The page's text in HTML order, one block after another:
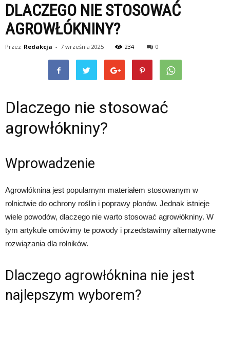
DLACZEGO NIE STOSOWAĆ
AGROWŁÓKNINY?
Przez Redakcja - 7 września 2025 234 0
Dlaczego nie stosować
agrowłókniny?
Wprowadzenie
Agrowłóknina jest popularnym materiałem stosowanym w
rolnictwie do ochrony roślin i poprawy plonów. Jednak istnieje
wiele powodów, dlaczego nie warto stosować agrowłókniny. W
tym artykule omówimy te powody i przedstawimy alternatywne
rozwiązania dla rolników.
Dlaczego agrowłóknina nie jest
najlepszym wyborem?